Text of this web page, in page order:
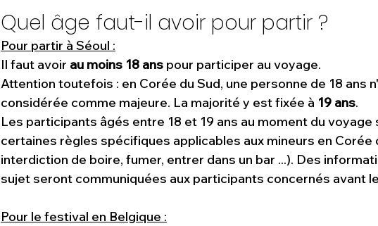
Quel âge faut-il avoir pour partir ?
Pour partir à Séoul :
Il faut avoir au moins 18 ans pour participer au voyage.
Attention toutefois : en Corée du Sud, une personne de 18 ans
considérée comme majeure. La majorité y est fixée à 19 ans.
Les participants âgés entre 18 et 19 ans au moment du
certaines règles spécifiques applicables aux mineurs en Corée
interdiction de boire, fumer, entrer dans un bar ...). Des
sujet seront communiquées aux participants concernés avant
Pour le festival en Belgique :